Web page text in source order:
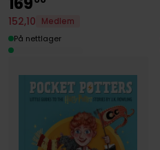
152,10
Medlem
På nettlager